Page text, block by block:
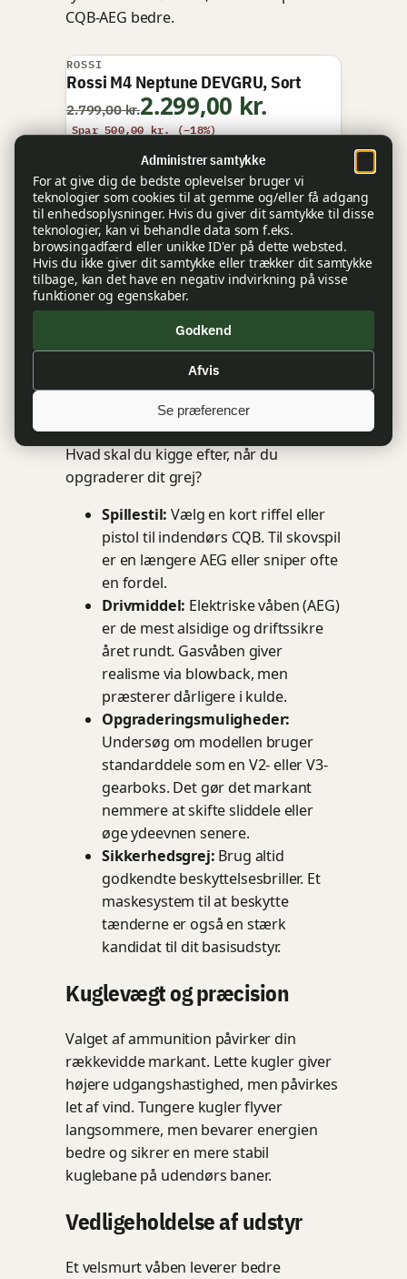
Administrer samtykke
For at give dig de bedste oplevelser bruger vi
teknologier som cookies til at gemme og/eller få adgang
til enhedsoplysninger. Hvis du giver dit samtykke til disse
teknologier, kan vi behandle data som f.eks.
browsingadfærd eller unikke ID'er på dette websted.
Hvis du ikke giver dit samtykke eller trækker dit samtykke
tilbage, kan det have en negativ indvirkning på visse
funktioner og egenskaber.
Godkend
Afvis
Se præferencer
CQB-AEG bedre.
TILBUD
ROSSI
Rossi M4 Neptune DEVGRU, Sort
2.799,00 kr.2.299,00 kr.
Spar 500,00 kr. (−18%)
1-3 hverdage
Se pris
Reklamelink
Sælges af:
Pris opdateret 9. aug 2026. Priser kan ændre sig — se aktuel pris
hos forhandler.
Købsguide: Vælg det
rigtige udstyr
Hvad skal du kigge efter, når du
opgraderer dit grej?
Spillestil: Vælg en kort riffel eller
pistol til indendørs CQB. Til skovspil
er en længere AEG eller sniper ofte
en fordel.
Drivmiddel: Elektriske våben (AEG)
er de mest alsidige og driftssikre
året rundt. Gasvåben giver
realisme via blowback, men
præsterer dårligere i kulde.
Opgraderingsmuligheder:
Undersøg om modellen bruger
standarddele som en V2- eller V3-
gearboks. Det gør det markant
nemmere at skifte sliddele eller
øge ydeevnen senere.
Sikkerhedsgrej: Brug altid
godkendte beskyttelsesbriller. Et
maskesystem til at beskytte
tænderne er også en stærk
kandidat til dit basisudstyr.
Kuglevægt og præcision
Valget af ammunition påvirker din
rækkevidde markant. Lette kugler giver
højere udgangshastighed, men påvirkes
let af vind. Tungere kugler flyver
langsommere, men bevarer energien
bedre og sikrer en mere stabil
kuglebane på udendørs baner.
Vedligeholdelse af udstyr
Et velsmurt våben leverer bedre